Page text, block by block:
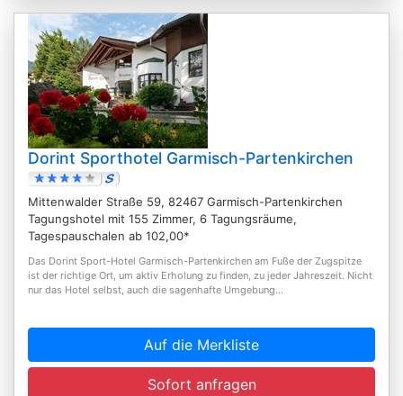
Dorint Sporthotel Garmisch-Partenkirchen
Mittenwalder Straße 59, 82467 Garmisch-Partenkirchen
Tagungshotel mit 155 Zimmer, 6 Tagungsräume,
Tagespauschalen ab 102,00*
Das Dorint Sport-Hotel Garmisch-Partenkirchen am Fuße der Zugspitze
ist der richtige Ort, um aktiv Erholung zu finden, zu jeder Jahreszeit. Nicht
nur das Hotel selbst, auch die sagenhafte Umgebung...
Auf die Merkliste
Sofort anfragen